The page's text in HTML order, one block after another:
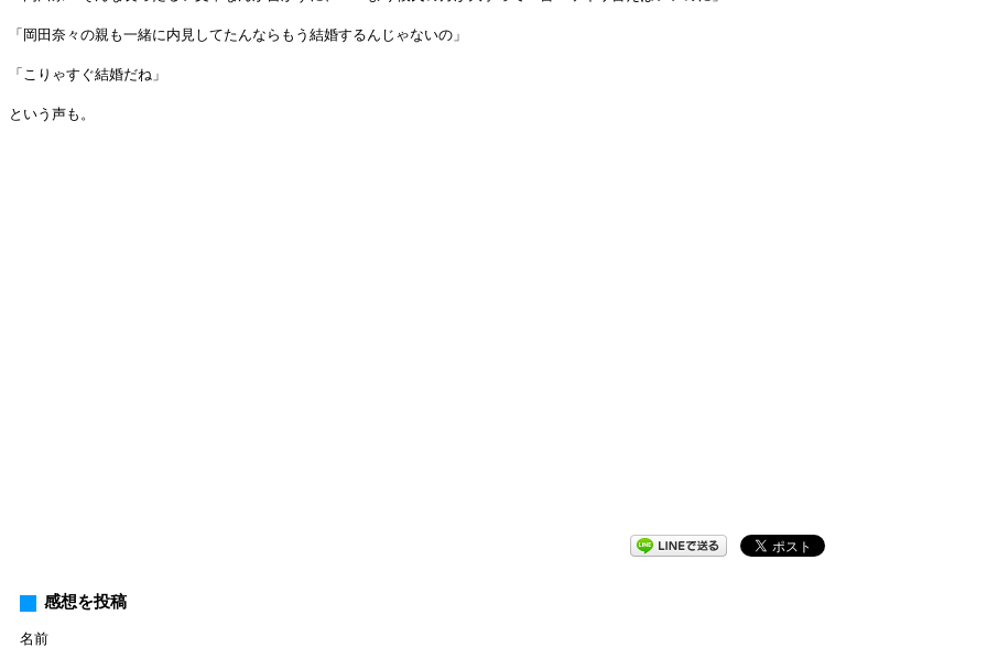
「岡田奈々の親も一緒に内見してたんならもう結婚するんじゃないの」
「こりゃすぐ結婚だね」
という声も。
感想を投稿
名前